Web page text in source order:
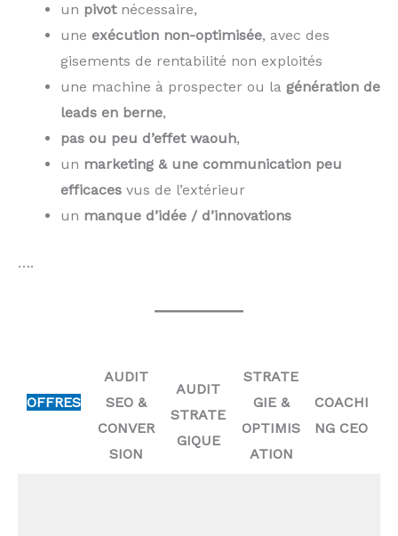
un pivotnécessaire,
une exécution non-optimisée, avec des
gisements de rentabilité non exploités
une machine à prospecter ou la génération de
leads en berne,
pas ou peu d’effet waouh,
un marketing & une communication peu
efficaces vus de l’extérieur
un manque d’idée / d’innovations
….
OFFRES
AUDIT
SEO&
CONVER
SION
AUDIT
STRATE
GIQUE
STRATE
GIE &
OPTIMIS
ATION
COACHI
NG CEO